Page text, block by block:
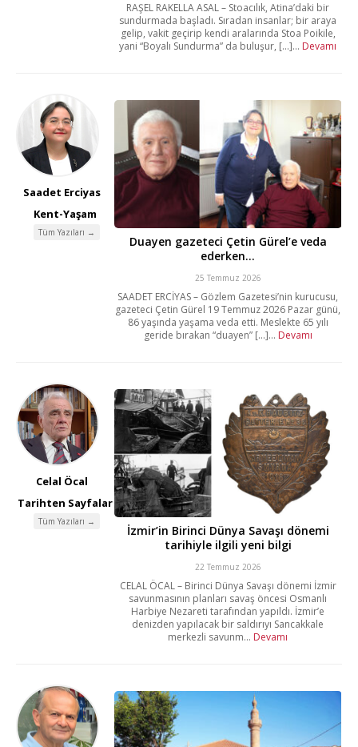
RAŞEL RAKELLA ASAL – Stoacılık, Atina’daki bir
sundurmada başladı. Sıradan insanlar; bir araya
gelip, vakit geçirip kendi aralarında Stoa Poikile,
yani “Boyalı Sundurma” da buluşur, [...]... Devamı
Saadet Erciyas
Kent-Yaşam
Tüm Yazıları →
Duayen gazeteci Çetin Gürel’e veda
ederken…
25 Temmuz 2026
SAADET ERCİYAS – Gözlem Gazetesi’nin kurucusu,
gazeteci Çetin Gürel 19 Temmuz 2026 Pazar günü,
86 yaşında yaşama veda etti. Meslekte 65 yılı
geride bırakan “duayen” [...]... Devamı
Celal Öcal
Tarihten Sayfalar
Tüm Yazıları →
İzmir’in Birinci Dünya Savaşı dönemi
tarihiyle ilgili yeni bilgi
22 Temmuz 2026
CELAL ÖCAL – Birinci Dünya Savaşı dönemi İzmir
savunmasının planları savaş öncesi Osmanlı
Harbiye Nezareti tarafından yapıldı. İzmir’e
denizden yapılacak bir saldırıyı Sancakkale
merkezli savunm... Devamı